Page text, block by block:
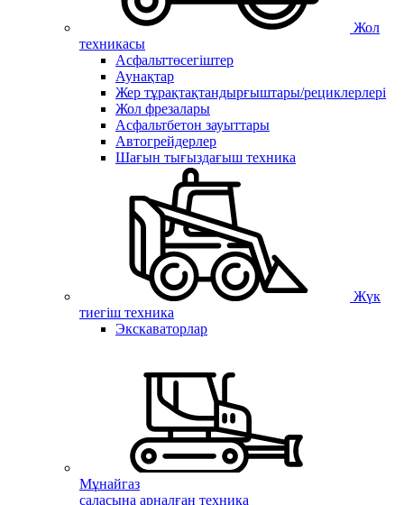
Жол
техникасы
Асфальттөсегіштер
Аунақтар
Жер тұрақтақтандырғыштары/рециклерлері
Жол фрезалары
Асфальтбетон зауыттары
Автогрейдерлер
Шағын тығыздағыш техника
Жүк
тиегіш техника
Экскаваторлар
Мұнайгаз
саласына арналған техника